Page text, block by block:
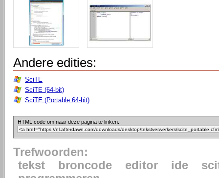
Andere edities:
SciTE
SciTE (64-bit)
SciTE (Portable 64-bit)
HTML code om naar deze pagina te linken:
Trefwoorden:
tekst
broncode editor ide